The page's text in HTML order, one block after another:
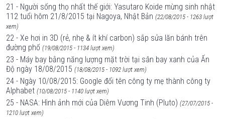
21 - Người sống thọ nhất thế giới: Yasutaro Koide mừng sinh nhật
112 tuổi hôm 21/8/2015 tại Nagoya, Nhật Bản (22/08/2015 - 1263 lượt
xem)
22 - Xe hơi in 3D (rẻ, nhẹ & ít khí carbon) sắp sửa lăn bánh trên
đường phố (19/08/2015 - 1134 lượt xem)
23 - Máy bay bằng năng lượng mặt trời tại sân bay xanh của Ấn
Độ ngày 18/08/2015 (18/08/2015 - 1092 lượt xem)
24 - Ngày 10/08/2015: Google đổi tên công ty mẹ thành công ty
Alphabet (10/08/2015 - 1140 lượt xem)
25 - NASA: Hình ảnh mới của Diêm Vương Tinh (Pluto) (27/07/2015 -
1210 lượt xem)